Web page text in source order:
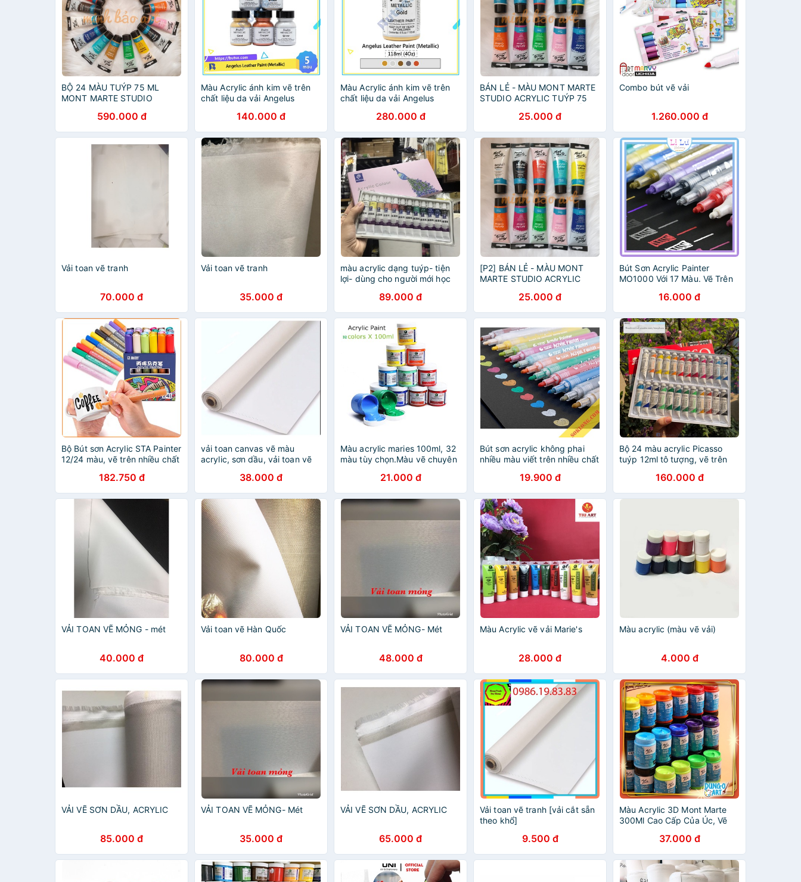
BỘ 24 MÀU TUÝP 75 ML
MONT MARTE STUDIO
GỖ, VẢI, KÍNH...)
590.000 đ
Màu Acrylic ánh kim vẽ trên
chất liệu da vải Angelus
29.5ml (1Oz)140.000 đ
Màu Acrylic ánh kim vẽ trên
chất liệu da vải Angelus
118ml (4Oz)280.000 đ
BÁN LẺ - MÀU MONT MARTE
STUDIO ACRYLIC TUÝP 75
VẢI, KÍNH...)25.000 đ
Combo bút vẽ vải
1.260.000 đ
Vải toan vẽ tranh
70.000 đ
Vải toan vẽ tranh
35.000 đ
màu acrylic dạng tuýp- tiện
lợi- dùng cho người mới học
89.000 đ
[P2] BÁN LẺ - MÀU MONT
MARTE STUDIO ACRYLIC
TƯỜNG, GỖ, VẢI, KÍNH...)
25.000 đ
Bút Sơn Acrylic Painter
MO1000 Với 17 Màu. Vẽ Trên
16.000 đ
Bộ Bút sơn Acrylic STA Painter
12/24 màu, vẽ trên nhiều chất
182.750 đ
vải toan canvas vẽ màu
acrylic, sơn dầu, vải toan vẽ
38.000 đ
Màu acrylic maries 100ml, 32
màu tùy chọn.Màu vẽ chuyên
như gỗ, nhựa, thủy tinh, vải ...
21.000 đ
Bút sơn acrylic không phai
nhiều màu viết trên nhiều chất
19.900 đ
Bộ 24 màu acrylic Picasso
tuýp 12ml tô tượng, vẽ trên
tranh số hóa, tô đất sét
160.000 đ
VẢI TOAN VẼ MỎNG - mét
40.000 đ
Vải toan vẽ Hàn Quốc
80.000 đ
VẢI TOAN VẼ MỎNG- Mét
48.000 đ
Màu Acrylic vẽ vải Marie's
28.000 đ
Màu acrylic (màu vẽ vải)
4.000 đ
VẢI VẼ SƠN DẦU, ACRYLIC
85.000 đ
VẢI TOAN VẼ MỎNG- Mét
35.000 đ
VẢI VẼ SƠN DẦU, ACRYLIC
65.000 đ
Vải toan vẽ tranh [vải cắt sẵn
theo khổ]
9.500 đ
Màu Acrylic 3D Mont Marte
300Ml Cao Cấp Của Úc, Vẽ
mọi Chất Liệu37.000 đ